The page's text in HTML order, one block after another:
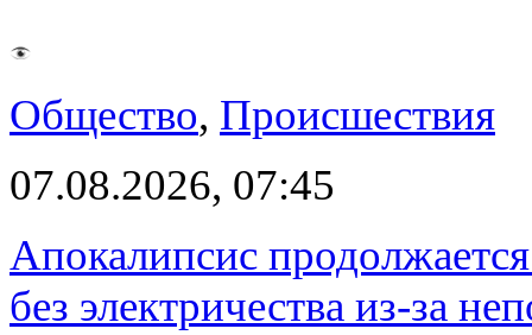
Общество, Происшествия
07.08.2026, 07:45
Апокалипсис
без электричества из-за